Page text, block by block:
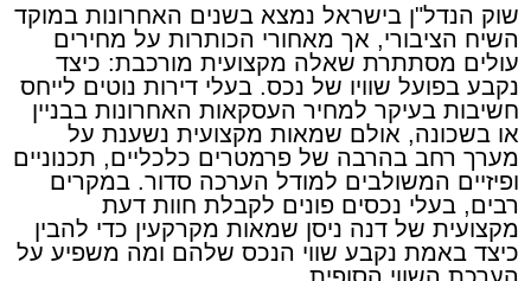
שוק הנדל"ן בישראל נמצא בשנים האחרונות במוקד
השיח הציבורי, אך מאחורי הכותרות על מחירים
עולים מסתתרת שאלה מקצועית מורכבת: כיצד
נקבע בפועל שוויו של נכס. בעלי דירות נוטים לייחס
חשיבות בעיקר למחיר העסקאות האחרונות בבניין
או בשכונה, אולם שמאות מקצועית נשענת על
מערך רחב בהרבה של פרמטרים כלכליים, תכנוניים
ופיזיים המשולבים למודל הערכה סדור. במקרים
רבים, בעלי נכסים פונים לקבלת חוות דעת
מקצועית של דנה ניסן שמאות מקרקעין כדי להבין
כיצד באמת נקבע שווי הנכס שלהם ומה משפיע על